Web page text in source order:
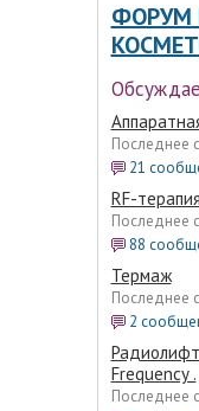
ФОРУМ
Последнее
21
RF-терапия
Последнее
88
Термаж
Последнее
2
Frequency .
Последнее